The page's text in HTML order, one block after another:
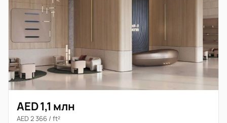
AED 1,1 млн
AED 2 366 / ft²